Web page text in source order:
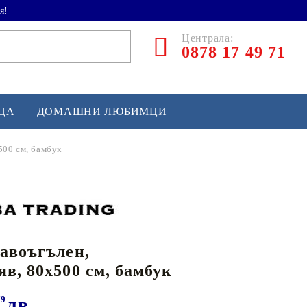
Централа:
0878 17 49 71
и софтбол
и лакрос
спортно оборудване
ДОМАШНИ ЛЮБИМЦИ
см, бамбук
80x500 см, бамбук